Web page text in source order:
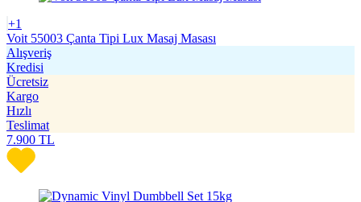
+1
Voit 55003 Çanta Tipi Lux Masaj Masası
Alışveriş
Kredisi
Ücretsiz
Kargo
Hızlı
Teslimat
7.900 TL